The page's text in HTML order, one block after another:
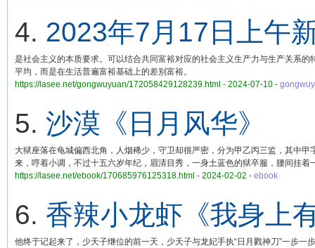
4. 2023年7月17日上午
是社会主义的本质要求。可以结合共同富裕对应的社会主义生产力与生产关系
平均，而是在生活普遍富裕基础上的差别富裕。
https://lasee.net/gongwuyuan/172058429128239.html - 2024-07-10 -
5. 沙漠《日月风华》
大狱座落在龟城偏西北角，人烟稀少，守卫却很严密，分为甲乙丙三监，其中
来，哼着小调，不过十五六岁年纪，眉清目秀，一身土蓝色的狱卒服，腰间挂着
https://lasee.net/ebook/170685976125318.html - 2024-02-02 - ebook
6. 香辣小龙虾《我身上
他终于记起来了，少天子继位的前一天，少天子与龙妃手执“日月戮神刀”一步